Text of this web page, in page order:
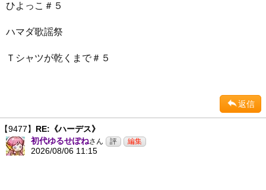
ひよっこ＃５
ハマダ歌謡祭
Ｔシャツが乾くまで＃５
返信
【9477】 RE:《ハーデス》
初代ゆるせぽねさん
2026/08/06 11:15